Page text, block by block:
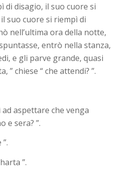
di disagio, il suo cuore si
suo cuore si riempì di
nell’ultima ora della notte,
entrò nella stanza,
e gli parve grande, quasi
” chiese “ che attendi? ”.
ad aspettare che venga
e sera? ”.
”.